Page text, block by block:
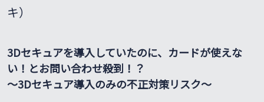
キ）
3Dセキュアを導入していたのに、カードが使えな
い！とお問い合わせ殺到！？
〜3Dセキュア導入のみの不正対策リスク〜